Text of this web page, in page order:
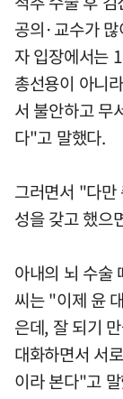
공의·교수가
자 입장에서는
총선용이 아니
서 불안하고 무
다"고 말했다.
그러면서 "다만
성을 갖고 했으
아내의 뇌 수술
씨는 "이제 윤
은데, 잘 되기
대화하면서 서
이라 본다"고